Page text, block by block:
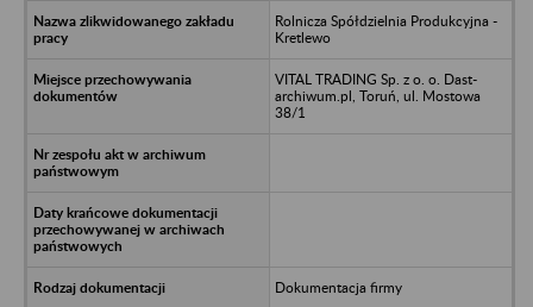
Rolnicza Spółdzielnia Produkcyjna -
Kretlewo
VITAL TRADING Sp. z o. o. Dast-
archiwum.pl, Toruń, ul. Mostowa
38/1
Dokumentacja firmy